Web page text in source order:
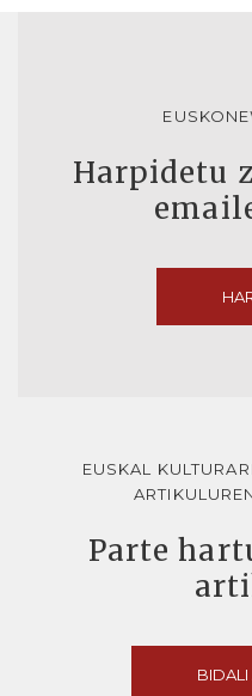
Harpidetu
EUSKAL
Parte
BIDALI